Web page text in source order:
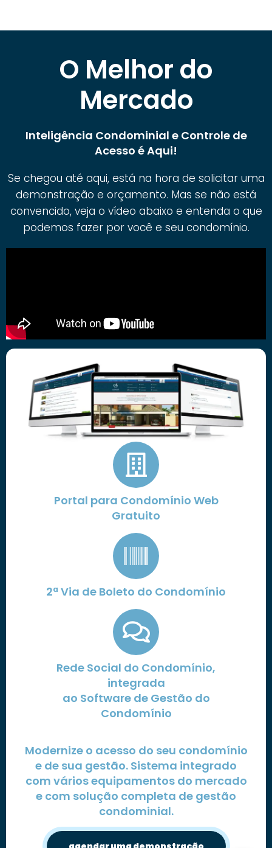
O Melhor do
Mercado
Inteligência Condominial e Controle de
Acesso é Aqui!
Se chegou até aqui, está na hora de solicitar uma
demonstração e orçamento. Mas se não está
convencido, veja o vídeo abaixo e entenda o que
podemos fazer por você e seu condomínio.
Portal para Condomínio Web
Gratuito
2ª Via de Boleto do Condomínio
Rede Social do Condomínio,
integrada
ao Software de Gestão do
Condomínio
Modernize o acesso do seu condomínio
e de sua gestão. Sistema integrado
com vários equipamentos do mercado
e com solução completa de gestão
condominial.